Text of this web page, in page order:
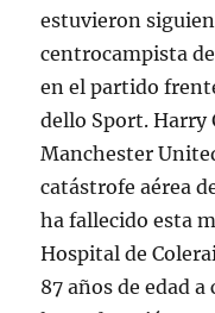
estuvieron
centrocampista
en el partido
dello Sport. Harry
Manchester
catástrofe aérea
ha fallecido esta
Hospital de
87 años de edad